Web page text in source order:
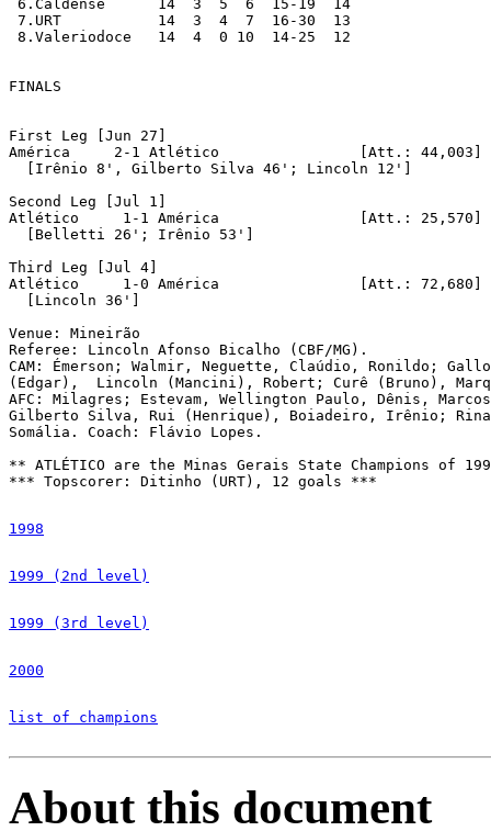
1998
1999 (2nd level)
1999 (3rd level)
2000
list of champions
About this document